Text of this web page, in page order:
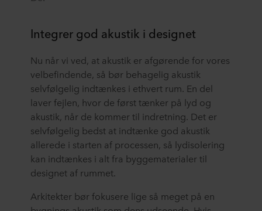
Integrer god akustik i designet
Nu når vi ved, at akustik er afgørende for vores
velbefindende, så bør behagelig akustik
selvfølgelig indtænkes i ethvert rum. En del
laver fejlen, hvor de først tænker på lyd og
akustik, når de kommer til indretning. Det er
selvfølgelig bedst at indtænke god akustik
allerede i starten af processen, så lydisolering
kan indtænkes i alt fra byggematerialer til
designet af rummet.
Arkitekter bør fokusere lige så meget på en